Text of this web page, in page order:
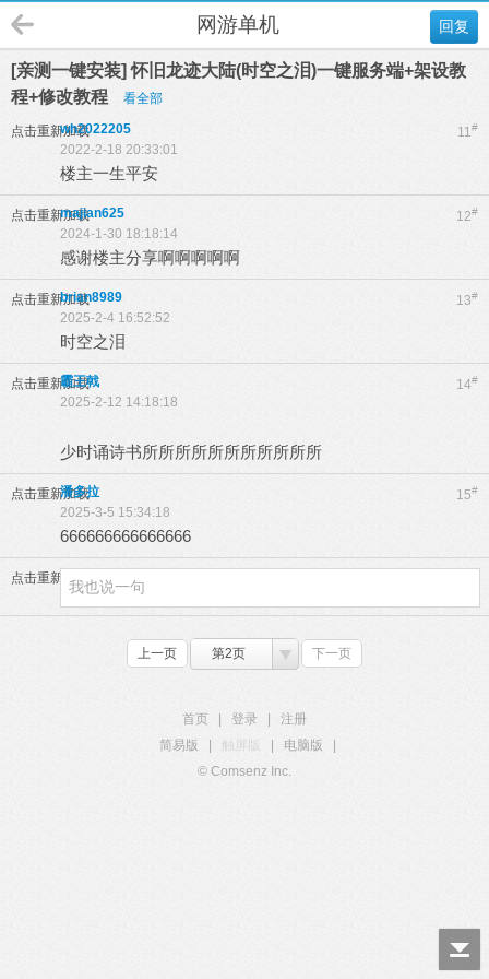
回复
网游单机
[亲测一键安装] 怀旧龙迹大陆(时空之泪)一键服务端+架设教
程+修改教程
看全部
点击重新加载 11#
wh2022205
2022-2-18 20:33:01
楼主一生平安
点击重新加载 12#
majian625
2024-1-30 18:18:14
感谢楼主分享啊啊啊啊啊
点击重新加载 13#
brian8989
2025-2-4 16:52:52
时空之泪
点击重新加载 14#
霸王戟
2025-2-12 14:18:18
少时诵诗书所所所所所所所所所所所
点击重新加载 15#
潘多拉
2025-3-5 15:34:18
666666666666666
点击重新加载
上一页 第2页 下一页
首页 登录
注册
简易版
触屏版 电脑版
© Comsenz Inc.